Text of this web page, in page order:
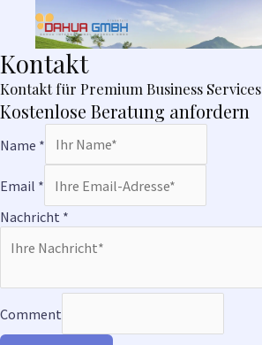
content
Kontakt
Kontakt für Premium Business Services
Kostenlose Beratung anfordern
Name *
Email *
Nachricht *
Comment